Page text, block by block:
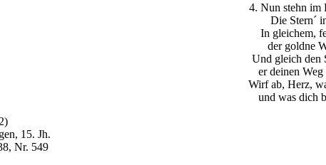
4. Nun stehn im
Die Stern´
In gleichem,
der goldne
Und gleich den
er deinen
Wirf ab, Herz,
und was dich
15. Jh.
Nr. 549